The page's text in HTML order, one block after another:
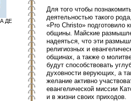
ДЕ
Для того чтобы
деятельностью такого
«Pro Christo» подготовило
общины. Майские
надеяться, что эти
религиозных и
общинах, а также о
будут способствовать
духовности верующих, а
желание активно
евангелической миссии
и в жизни своих приходов.